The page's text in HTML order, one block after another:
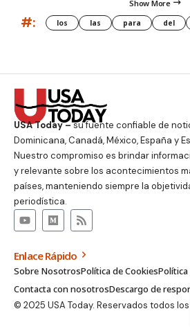
Show More
#: los las para del
USA Today –su fuente confiable de
Dominicana, Canadá, México, España y
Nuestro compromiso es brindar
y relevante sobre los acontecimientos
países, manteniendo siempre la
periodística.
Enlace Rápido
Sobre NosotrosPolítica de Cookies
Contacta con nosotrosDescargo de
© 2025 USA Today. Reservados todos